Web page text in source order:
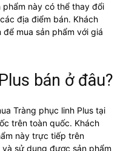
này có thể thay đổi
địa điểm bán. Khách
mua sản phẩm với giá
bán ở đâu?
Tràng phục linh Plus tại
trên toàn quốc. Khách
này trực tiếp trên
sử dụng được sản phẩm